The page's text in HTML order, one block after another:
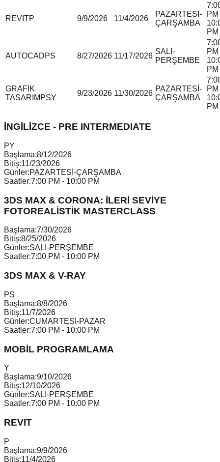
REVITP 9/9/2026 11/4/2026
PAZARTESİ-
ÇARŞAMBA
PM
PM
AUTOCADPS 8/27/2026 11/17/2026
SALI-
PERŞEMBE
PM
PM
GRAFİK
TASARIM PSY
9/23/2026 11/30/2026
PAZARTESİ-
ÇARŞAMBA
PM
PM
İNGİLİZCE - PRE INTERMEDIATE
PY
Başlama:8/12/2026
Bitiş:11/23/2026
Günler:PAZARTESİ-ÇARŞAMBA
Saatler:7:00 PM - 10:00 PM
3DS MAX & CORONA: İLERİ SEVİYE
FOTOREALİSTİK MASTERCLASS
Başlama:7/30/2026
Bitiş:8/25/2026
Günler:SALI-PERŞEMBE
Saatler:7:00 PM - 10:00 PM
3DS MAX & V-RAY
PS
Başlama:8/8/2026
Bitiş:11/7/2026
Günler:CUMARTESİ-PAZAR
Saatler:7:00 PM - 10:00 PM
MOBİL PROGRAMLAMA
Y
Başlama:9/10/2026
Bitiş:12/10/2026
Günler:SALI-PERŞEMBE
Saatler:7:00 PM - 10:00 PM
REVIT
P
Başlama:9/9/2026
Bitiş:11/4/2026